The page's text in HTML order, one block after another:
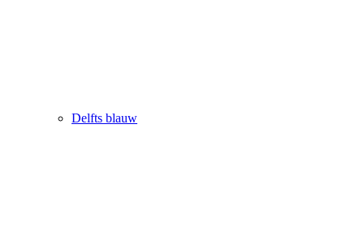
Delfts blauw